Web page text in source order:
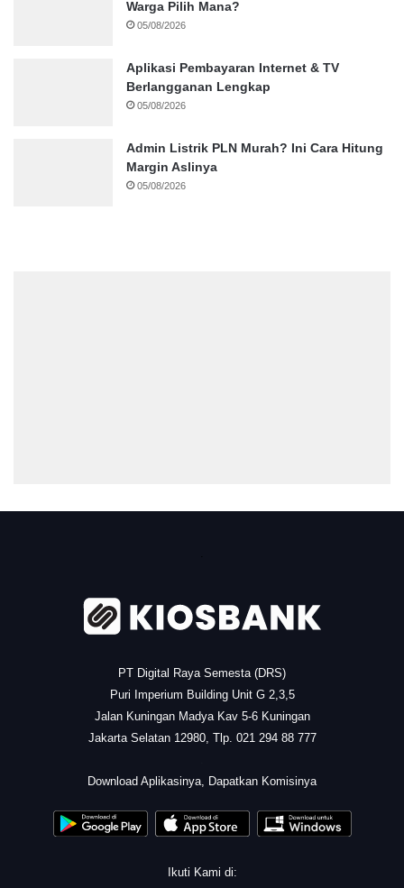
Warga Pilih Mana?
05/08/2026
Aplikasi Pembayaran Internet & TV
Berlangganan Lengkap
05/08/2026
Admin Listrik PLN Murah? Ini Cara Hitung
Margin Aslinya
05/08/2026
PT Digital Raya Semesta (DRS)
Puri Imperium Building Unit G 2,3,5
Jalan Kuningan Madya Kav 5-6 Kuningan
Jakarta Selatan 12980, Tlp. 021 294 88 777
Download Aplikasinya, Dapatkan Komisinya
Ikuti Kami di: